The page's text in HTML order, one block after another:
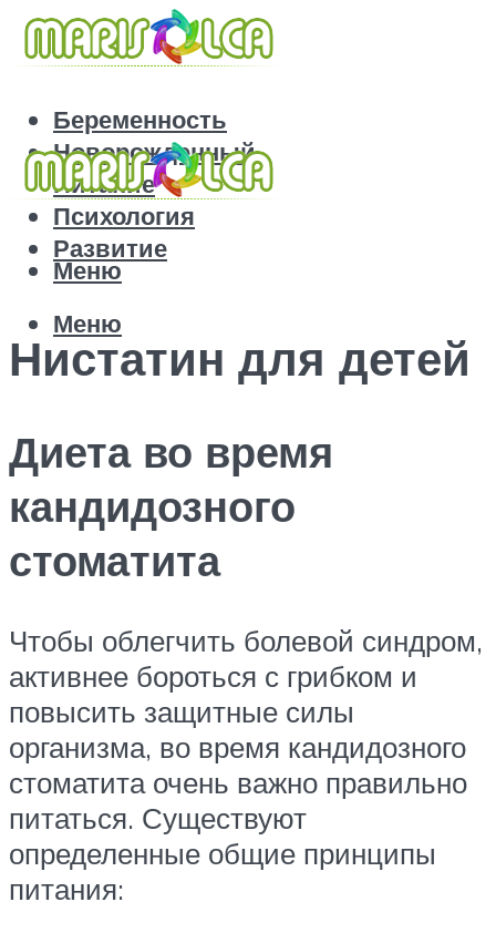
Беременность
Новорожденный
Питание
Психология
Развитие
Меню
Меню
Нистатин для детей
Диета во время
кандидозного
стоматита
Чтобы облегчить болевой синдром,
активнее бороться с грибком и
повысить защитные силы
организма, во время кандидозного
стоматита очень важно правильно
питаться. Существуют
определенные общие принципы
питания: